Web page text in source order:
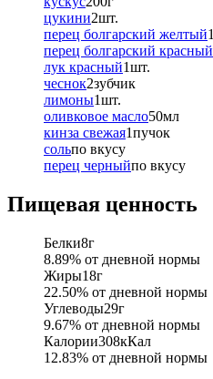
цукини2шт.
перец болгарский желтый1
перец болгарский красный
лук красный1шт.
чеснок2зубчик
лимоны1шт.
оливковое масло50мл
кинза свежая1пучок
сольпо вкусу
перец черныйпо вкусу
Пищевая ценность
Белки8г
8.89% от дневной нормы
Жиры18г
22.50% от дневной нормы
Углеводы29г
9.67% от дневной нормы
Калории308кКал
12.83% от дневной нормы